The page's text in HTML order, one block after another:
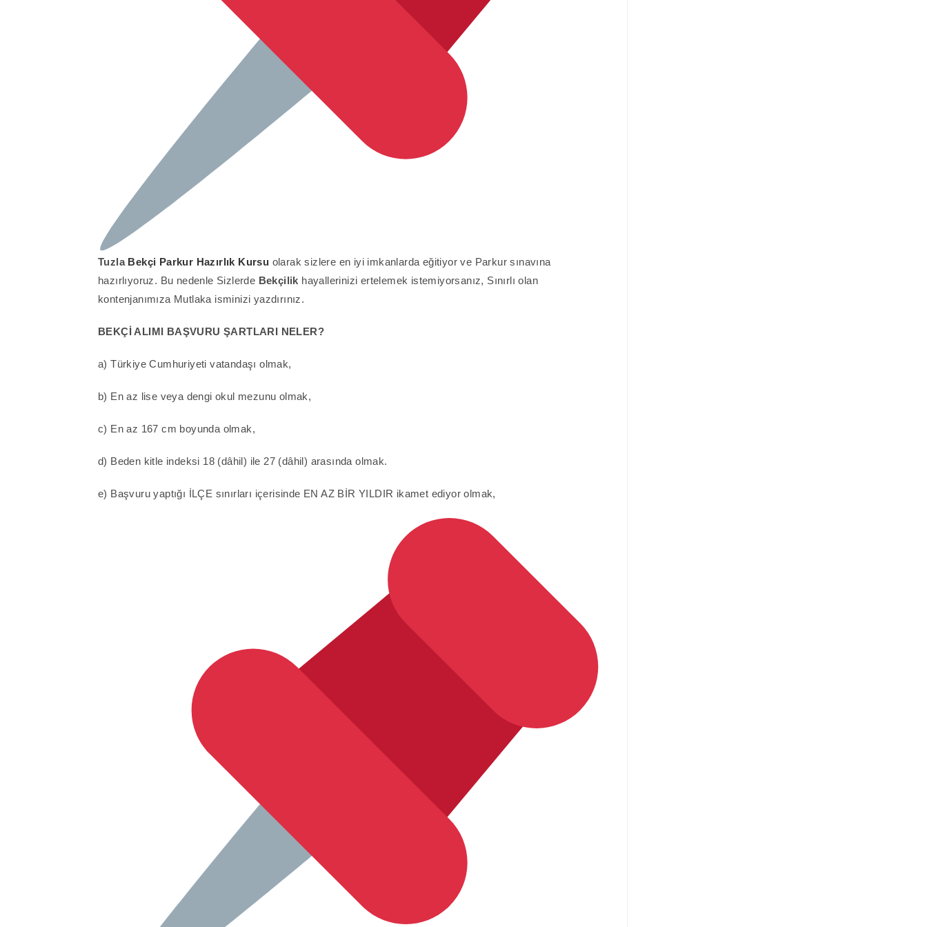
Tuzla Bekçi Parkur Hazırlık Kursu olarak sizlere en iyi imkanlarda eğitiyor ve Parkur sınavına
hazırlıyoruz. Bu nedenle Sizlerde Bekçilik hayallerinizi ertelemek istemiyorsanız, Sınırlı olan
kontenjanımıza Mutlaka isminizi yazdırınız.
BEKÇİ ALIMI BAŞVURU ŞARTLARI NELER?
a) Türkiye Cumhuriyeti vatandaşı olmak,
b) En az lise veya dengi okul mezunu olmak,
c) En az 167 cm boyunda olmak,
d) Beden kitle indeksi 18 (dâhil) ile 27 (dâhil) arasında olmak.
e) Başvuru yaptığı İLÇE sınırları içerisinde EN AZ BİR YILDIR ikamet ediyor olmak,